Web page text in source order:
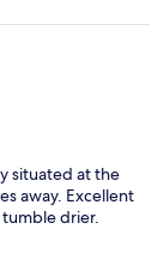
situated at the
away. Excellent
drier.